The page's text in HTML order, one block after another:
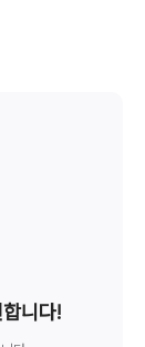
니다!